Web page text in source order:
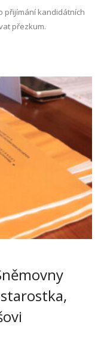
přijímání kandidátních
přezkum.